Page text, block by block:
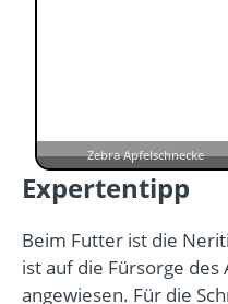
Zebra Apfelschnecke
Expertentipp
Beim Futter ist die
ist auf die Fürsorge
angewiesen. Für die